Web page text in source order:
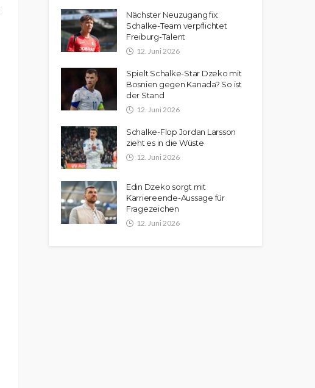
Nächster Neuzugang fix:
Schalke-Team verpflichtet
Freiburg-Talent
12. Juni 2026
Spielt Schalke-Star Dzeko mit
Bosnien gegen Kanada? So ist
der Stand
12. Juni 2026
Schalke-Flop Jordan Larsson
zieht es in die Wüste
12. Juni 2026
Edin Dzeko sorgt mit
Karriereende-Aussage für
Fragezeichen
12. Juni 2026